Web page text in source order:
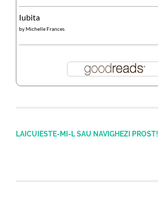
Iubita
byMichelle Frances
LAICUIESTE-MI-L SAU NAVIGHEZI PROST!